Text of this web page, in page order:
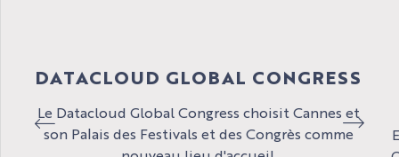
DATACLOUD GLOBAL CONGRESS
Le Datacloud Global Congress choisit Cannes et
son Palais des Festivals et des Congrès comme